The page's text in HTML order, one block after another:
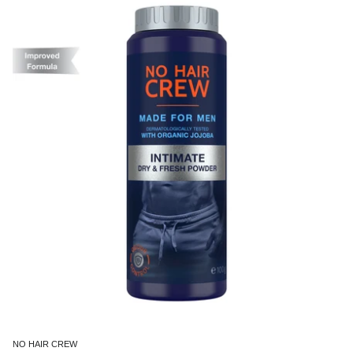
NO HAIR CREW